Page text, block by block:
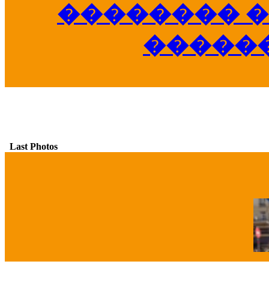
��������
Last Photos